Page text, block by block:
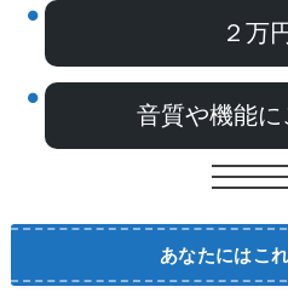
２万
音質や機能
あなたにはこ